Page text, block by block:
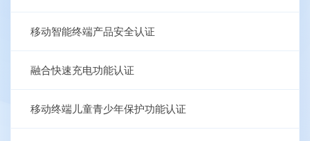
移动智能终端产品安全认证
融合快速充电功能认证
移动终端儿童青少年保护功能认证